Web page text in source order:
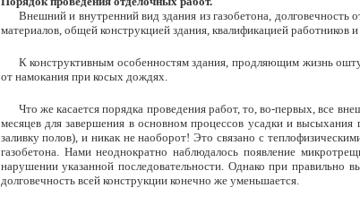
Внешний и внутренний вид здания из газобетона,
материалов, общей конструкцией здания, квалификацией работников
К конструктивным особенностям здания, продляющим жизнь
от намокания при косых дождях.
Что же касается порядка проведения работ, то, во-первых, все
месяцев для завершения в основном процессов усадки и
заливку полов), и никак не наоборот! Это связано с
газобетона. Нами неоднократно наблюдалось появление
нарушении указанной последовательности. Однако при
долговечность всей конструкции конечно же уменьшается.